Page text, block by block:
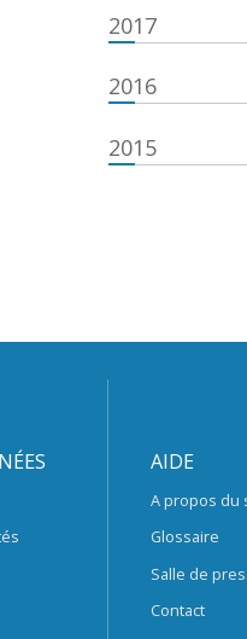
2017
2016
2015
AIDE
A propos du
Glossaire
Salle de
Contact